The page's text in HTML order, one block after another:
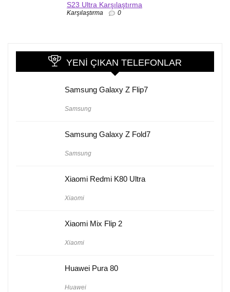
S23 Ultra Karşılaştırma
Karşılaştırma 0
YENI ÇIKAN TELEFONLAR
Samsung Galaxy Z Flip7
Samsung
Samsung Galaxy Z Fold7
Samsung
Xiaomi Redmi K80 Ultra
Xiaomi
Xiaomi Mix Flip 2
Xiaomi
Huawei Pura 80
Huawei